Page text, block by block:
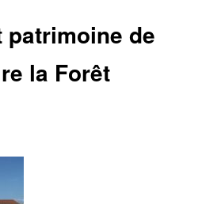
patrimoine de
la Forêt